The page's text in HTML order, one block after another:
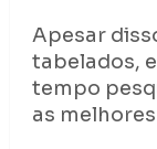
Apesar
tabelados,
tempo
as